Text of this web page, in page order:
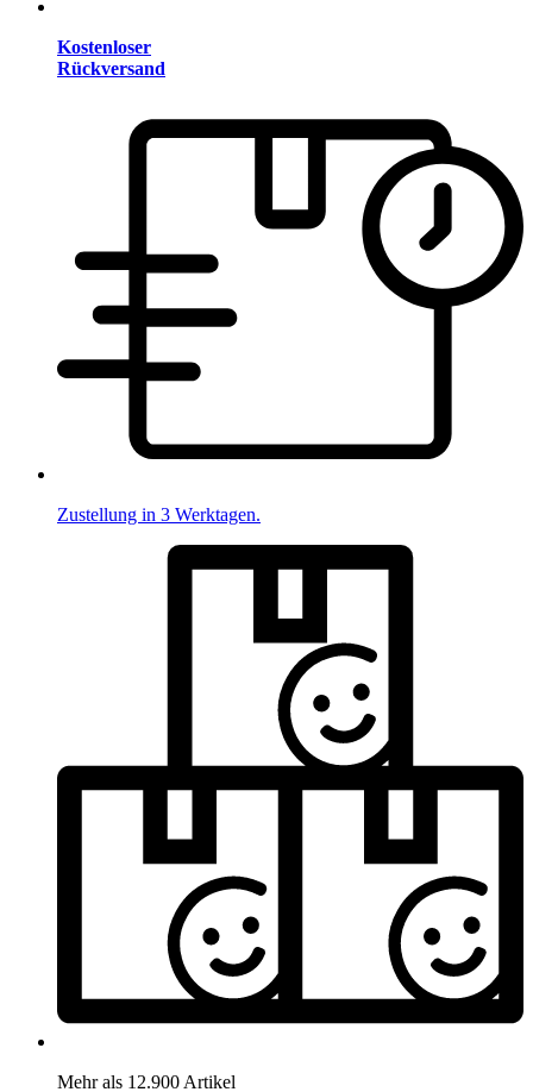
Kostenloser
Rückversand
Zustellung in 3 Werktagen.
Mehr als 12.900 Artikel